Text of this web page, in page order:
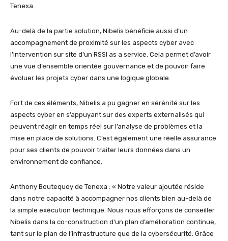
Tenexa.
Au-delà de la partie solution, Nibelis bénéficie aussi d’un
accompagnement de proximité sur les aspects cyber avec
l’intervention sur site d’un RSSI as a service. Cela permet d’avoir
une vue d’ensemble orientée gouvernance et de pouvoir faire
évoluer les projets cyber dans une logique globale.
Fort de ces éléments, Nibelis a pu gagner en sérénité sur les
aspects cyber en s’appuyant sur des experts externalisés qui
peuvent réagir en temps réel sur l’analyse de problèmes et la
mise en place de solutions. C’est également une réelle assurance
pour ses clients de pouvoir traiter leurs données dans un
environnement de confiance.
Anthony Boutequoy de Tenexa : « Notre valeur ajoutée réside
dans notre capacité à accompagner nos clients bien au-delà de
la simple exécution technique. Nous nous efforçons de conseiller
Nibelis dans la co-construction d’un plan d’amélioration continue,
tant sur le plan de l’infrastructure que de la cybersécurité. Grâce